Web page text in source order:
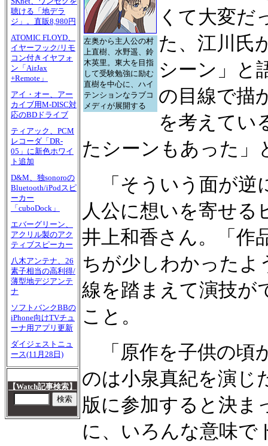
聴ける「地デラ
ジ」。直販8,980円
ATOMIC FLOYD、
イヤーフック/リモ
コン付きイヤフォ
ン「AirJax
+Remote」
アイ・オー、アー
カイブ用M-DISC対
応のBDドライブ
ティアック、PCM
レコーダ「DR-
05」に新色ホワイ
ト追加
D&M、独sonoroの
Bluetooth/iPodスピ
ーカー
「cuboDock」
エバーグリーン、
アクリル製のアク
ティブスピーカー
八木アンテナ、26
素子相当の高利得/
薄型地デジアンテ
ナ
ソフトバンクBBの
iPhone向けTVチュ
ーナ用アプリ更新
ダイジェストニュ
ース(11月28日)
【Watch記事検索】
左奥から主人公の村
上直樹、水野遥、鈴
木英里。東大を目指
して受験勉強に励む
直樹を中心に、ハイ
テンションなラブコ
メディが展開する
くて大変だ
た、江川氏
シーン」と
の目線で描
を考えてい
たシーンもあった」
「そういう面が逆
人公に想いを寄せる
井上和香さん。「作
ちが少しわかったよ
線を踏まえて演技が
こと。
「原作を子供の頃
のは小泉真紀を演じ
版に参加すると決ま
に、いろんな意味で